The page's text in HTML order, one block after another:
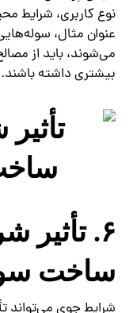
نوع کاربری، شرایط
عنوان مثال،
می‌شوند، باید از
بیشتری داشته باشند.
۶. تأثیر
ساخت